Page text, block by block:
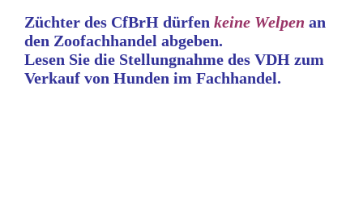
Züchter des CfBrH dürfen keine Welpen an
den Zoofachhandel abgeben.
Lesen Sie die Stellungnahme des VDH zum
Verkauf von Hunden im Fachhandel.